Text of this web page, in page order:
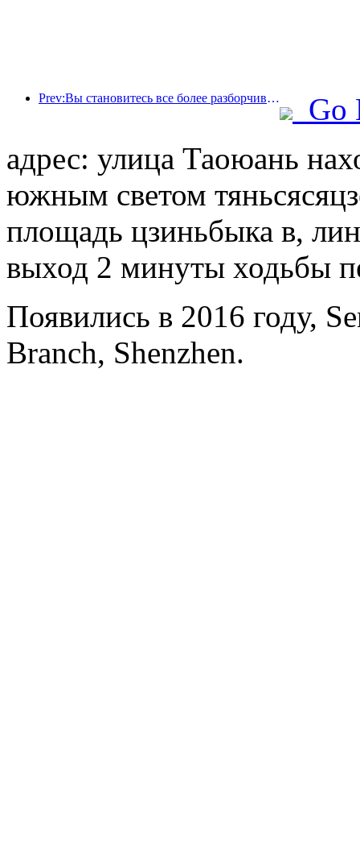
Prev:Вы становитесь все более разборчивыми в выборе отелей? Бренды среднего и высокого класса «выбирают» детали
Go
адрес: улица Таоюань
южным светом
площадь цзиньбыка в,
выход 2 минуты ходьбы
Появились в 2016 году,
Branch, Shenzhen.